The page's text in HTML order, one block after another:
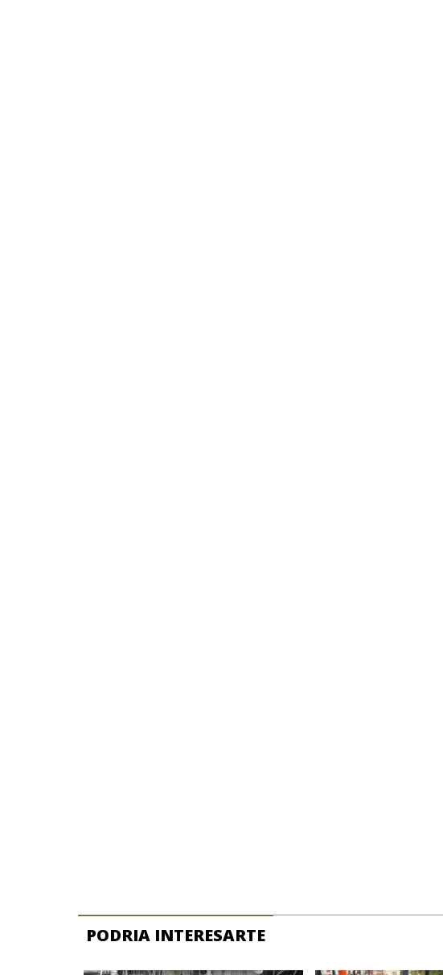
PODRIA INTERESARTE